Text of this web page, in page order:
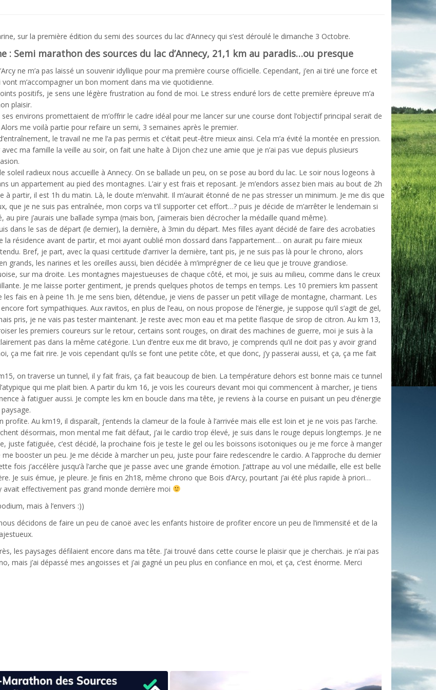
sur la première édition du semi des sources du lac d’Annecy qui s’est déroulé le dimanche 3 Octobre.
: Semi marathon des sources du lac d’Annecy, 21,1 km au paradis…ou presque
ne m’a pas laissé un souvenir idyllique pour ma première course officielle. Cependant, j’en ai tiré une force et
vont m’accompagner un bon moment dans ma vie quotidienne.
positifs, je sens une légère frustration au fond de moi. Le stress enduré lors de cette première épreuve m’a
plaisir.
ses environs promettaient de m’offrir le cadre idéal pour me lancer sur une course dont l’objectif principal serait de
me voilà partie pour refaire un semi, 3 semaines après le premier.
le travail ne me l’a pas permis et c’était peut-être mieux ainsi. Cela m’a évité la montée en pression.
avec ma famille la veille au soir, on fait une halte à Dijon chez une amie que je n’ai pas vue depuis plusieurs
soleil radieux nous accueille à Annecy. On se ballade un peu, on se pose au bord du lac. Le soir nous logeons à
un appartement au pied des montagnes. L’air y est frais et reposant. Je m’endors assez bien mais au bout de 2h
à partir, il est 1h du matin. Là, le doute m’envahit. Il m’aurait étonné de ne pas stresser un minimum. Je me dis que
que je ne suis pas entraînée, mon corps va t’il supporter cet effort…? puis je décide de m’arrêter le lendemain si
au pire j’aurais une ballade sympa (mais bon, j’aimerais bien décrocher la médaille quand même).
dans le sas de départ (le dernier), la dernière, à 3min du départ. Mes filles ayant décidé de faire des acrobaties
la résidence avant de partir, et moi ayant oublié mon dossard dans l’appartement… on aurait pu faire mieux
Bref, je part, avec la quasi certitude d’arriver la dernière, tant pis, je ne suis pas là pour le chrono, alors
grands, les narines et les oreilles aussi, bien décidée à m’imprégner de ce lieu que je trouve grandiose.
sur ma droite. Les montagnes majestueuses de chaque côté, et moi, je suis au milieu, comme dans le creux
Je me laisse porter gentiment, je prends quelques photos de temps en temps. Les 10 premiers km passent
les fais en à peine 1h. Je me sens bien, détendue, je viens de passer un petit village de montagne, charmant. Les
fort sympathiques. Aux ravitos, en plus de l’eau, on nous propose de l’énergie, je suppose qu’il s’agit de gel,
pris, je ne vais pas tester maintenant. Je reste avec mon eau et ma petite flasque de sirop de citron. Au km 13,
les premiers coureurs sur le retour, certains sont rouges, on dirait des machines de guerre, moi je suis à la
pas dans la même catégorie. L’un d’entre eux me dit bravo, je comprends qu’il ne doit pas y avoir grand
ça me fait rire. Je vois cependant qu’ils se font une petite côte, et que donc, j’y passerai aussi, et ça, ça me fait
on traverse un tunnel, il y fait frais, ça fait beaucoup de bien. La température dehors est bonne mais ce tunnel
qui me plait bien. A partir du km 16, je vois les coureurs devant moi qui commencent à marcher, je tiens
à fatiguer aussi. Je compte les km en boucle dans ma tête, je reviens à la course en puisant un peu d’énergie
profite. Au km19, il disparaît, j’entends la clameur de la foule à l’arrivée mais elle est loin et je ne vois pas l’arche.
désormais, mon mental me fait défaut, j’ai le cardio trop élevé, je suis dans le rouge depuis longtemps. Je ne
juste fatiguée, c’est décidé, la prochaine fois je teste le gel ou les boissons isotoniques ou je me force à manger
booster un peu. Je me décide à marcher un peu, juste pour faire redescendre le cardio. A l’approche du dernier
fois j’accélère jusqu’à l’arche que je passe avec une grande émotion. J’attrape au vol une médaille, elle est belle
Je suis émue, je pleure. Je finis en 2h18, même chrono que Bois d’Arcy, pourtant j’ai été plus rapide à priori…
avait effectivement pas grand monde derrière moi
mais à l’envers :))
décidons de faire un peu de canoë avec les enfants histoire de profiter encore un peu de l’immensité et de la
les paysages défilaient encore dans ma tête. J’ai trouvé dans cette course le plaisir que je cherchais. je n’ai pas
mais j’ai dépassé mes angoisses et j’ai gagné un peu plus en confiance en moi, et ça, c’est énorme. Merci